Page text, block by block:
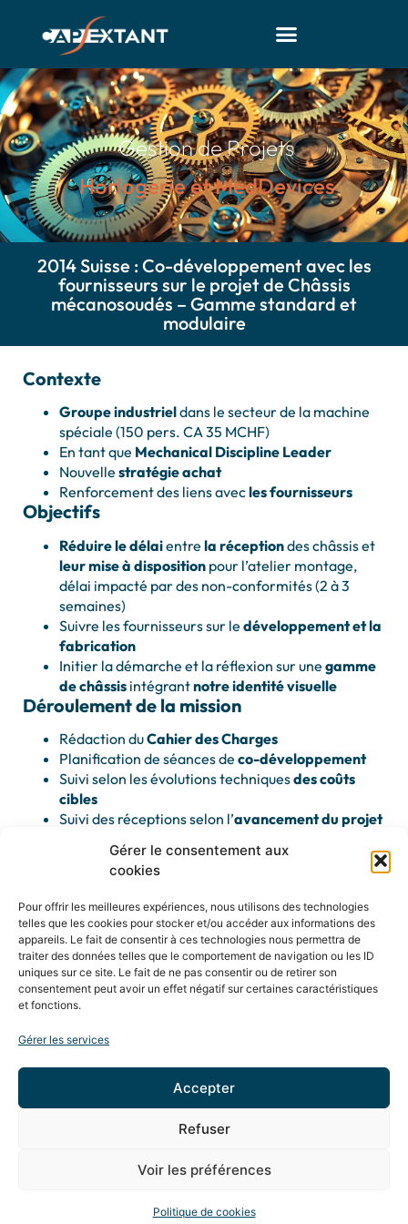
Gérer le consentement aux
cookies
Pour offrir les meilleures expériences, nous utilisons des technologies
telles que les cookies pour stocker et/ou accéder aux informations des
appareils. Le fait de consentir à ces technologies nous permettra de
traiter des données telles que le comportement de navigation ou les ID
uniques sur ce site. Le fait de ne pas consentir ou de retirer son
consentement peut avoir un effet négatif sur certaines caractéristiques
et fonctions.
Gérer les services
Accepter
Refuser
Voir les préférences
Politique de cookies
Gestion de Projets
Horlogerie et MedDevices
2014 Suisse : Co-développement avec les
fournisseurs sur le projet de Châssis
mécanosoudés – Gamme standard et
modulaire
Contexte
Groupe industrieldans le secteur de la machine
spéciale (150 pers. CA 35 MCHF)
En tant que Mechanical Discipline Leader
Nouvelle stratégie achat
Renforcement des liens avecles fournisseurs
Objectifs
Réduire le délaientre la réceptiondes châssis et
leur mise à disposition pour l’atelier montage,
délai impacté par des non-conformités (2 à 3
semaines)
Suivre les fournisseurs sur le développement et la
fabrication
Initier la démarche et la réflexion sur une gamme
de châssis intégrantnotre identité visuelle
Déroulement de la mission
Rédaction duCahier des Charges
Planification de séances de co-développement
Suivi selon les évolutions techniquesdes coûts
cibles
Suivi des réceptions selon l’avancement du projet
Supervision et gestion
Rédaction et suivi desprotocoles de contrôle
Réduction dudélai de mise à dispositionà moins
de5 jours
Création Agence MagicWeb
Politique de cookies (UE)